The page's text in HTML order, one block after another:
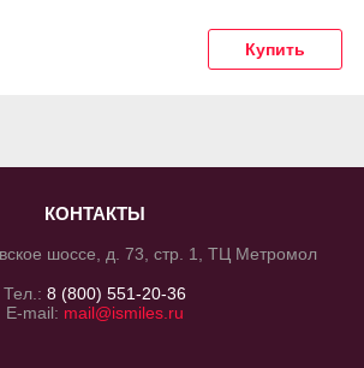
КОНТАКТЫ
шоссе, д. 73, стр. 1, ТЦ Метромол
Тел.: 8 (800) 551-20-36
E-mail: mail@ismiles.ru